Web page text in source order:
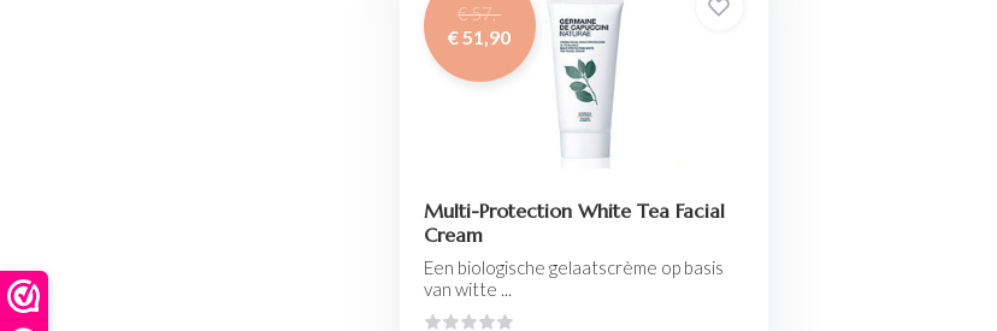
€ 57,-
€ 51,90
Multi-Protection White Tea Facial
Cream
Een biologische gelaatscrème op basis
van witte ...